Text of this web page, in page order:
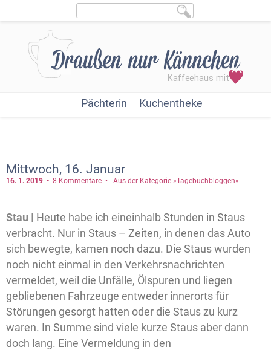
Pächterin Kuchentheke
Mittwoch, 16. Januar
16. 1. 2019 8 Kommentare Aus der Kategorie »Tagebuchbloggen«
Stau | Heute habe ich eineinhalb Stunden in Staus
verbracht. Nur in Staus – Zeiten, in denen das Auto
sich bewegte, kamen noch dazu. Die Staus wurden
noch nicht einmal in den Verkehrsnachrichten
vermeldet, weil die Unfälle, Ölspuren und liegen
gebliebenen Fahrzeuge entweder innerorts für
Störungen gesorgt hatten oder die Staus zu kurz
waren. In Summe sind viele kurze Staus aber dann
doch lang. Eine Vermeldung in den